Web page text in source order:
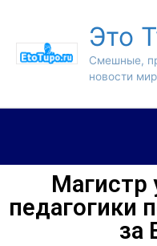
Это
Смешные,
новости
Магистр
педагогики
за